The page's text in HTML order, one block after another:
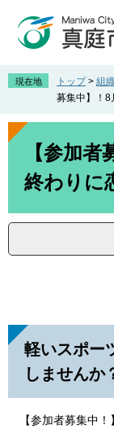
先
。
を
て
現在地 トップ > 組
募集中】！
本
【参加
終わりに
軽いスポー
しませんか
【参加者募集中